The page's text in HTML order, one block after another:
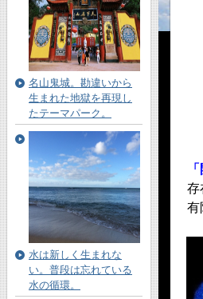
存
有
名山鬼城。勘違いから
生まれた地獄を再現し
たテーマパーク。
水は新しく生まれな
い。普段は忘れている
水の循環。